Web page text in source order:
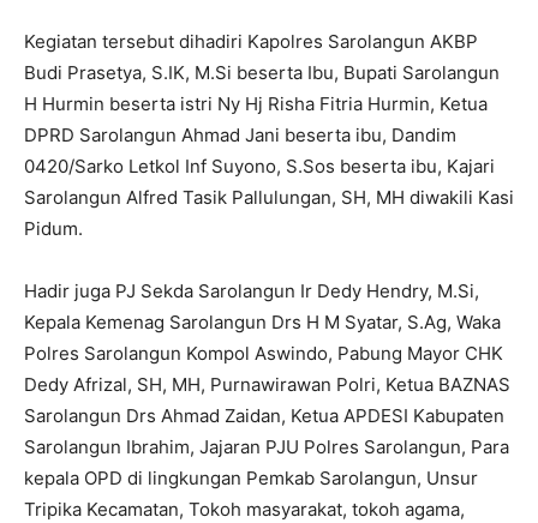
Kegiatan tersebut dihadiri Kapolres Sarolangun AKBP
Budi Prasetya, S.IK, M.Si beserta Ibu, Bupati Sarolangun
H Hurmin beserta istri Ny Hj Risha Fitria Hurmin, Ketua
DPRD Sarolangun Ahmad Jani beserta ibu, Dandim
0420/Sarko Letkol Inf Suyono, S.Sos beserta ibu, Kajari
Sarolangun Alfred Tasik Pallulungan, SH, MH diwakili Kasi
Pidum.
Hadir juga PJ Sekda Sarolangun Ir Dedy Hendry, M.Si,
Kepala Kemenag Sarolangun Drs H M Syatar, S.Ag, Waka
Polres Sarolangun Kompol Aswindo, Pabung Mayor CHK
Dedy Afrizal, SH, MH, Purnawirawan Polri, Ketua BAZNAS
Sarolangun Drs Ahmad Zaidan, Ketua APDESI Kabupaten
Sarolangun Ibrahim, Jajaran PJU Polres Sarolangun, Para
kepala OPD di lingkungan Pemkab Sarolangun, Unsur
Tripika Kecamatan, Tokoh masyarakat, tokoh agama,